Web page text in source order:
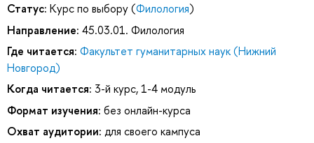
Статус: Курс по выбору (Филология)
Направление: 45.03.01. Филология
Где читается: Факультет гуманитарных наук (Нижний
Новгород)
Когда читается: 3-й курс, 1-4 модуль
Формат изучения: без онлайн-курса
Охват аудитории: для своего кампуса